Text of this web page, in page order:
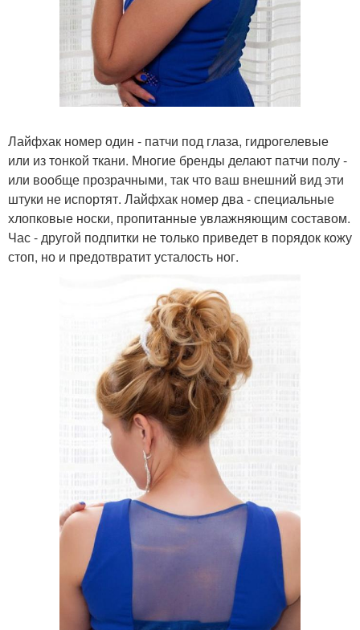
Лайфхак номер один - патчи под глаза, гидрогелевые
или из тонкой ткани. Многие бренды делают патчи полу -
или вообще прозрачными, так что ваш внешний вид эти
штуки не испортят. Лайфхак номер два - специальные
хлопковые носки, пропитанные увлажняющим составом.
Час - другой подпитки не только приведет в порядок кожу
стоп, но и предотвратит усталость ног.